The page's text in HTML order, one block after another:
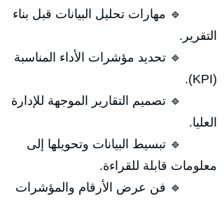
🔹 مهارات تحليل البيانات قبل بناء
التقرير.
🔹 تحديد مؤشرات الأداء المناسبة
(KPI).
🔹 تصميم التقارير الموجهة للإدارة
العليا.
🔹 تبسيط البيانات وتحويلها إلى
معلومات قابلة للقراءة.
🔹 فن عرض الأرقام والمؤشرات